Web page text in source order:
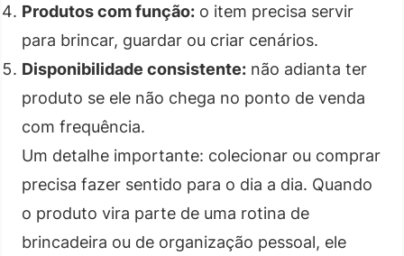
Produtos com função: o item precisa servir
para brincar, guardar ou criar cenários.
Disponibilidade consistente: não adianta ter
produto se ele não chega no ponto de venda
com frequência.
Um detalhe importante: colecionar ou comprar
precisa fazer sentido para o dia a dia. Quando
o produto vira parte de uma rotina de
brincadeira ou de organização pessoal, ele